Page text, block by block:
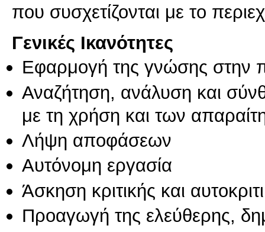
που συσχετίζονται με το
Γενικές Ικανότητες
Εφαρμογή της γνώσης στην
Αναζήτηση, ανάλυση και
με τη χρήση και των
Λήψη αποφάσεων
Αυτόνομη εργασία
Άσκηση κριτικής και
Προαγωγή της ελεύθερης,